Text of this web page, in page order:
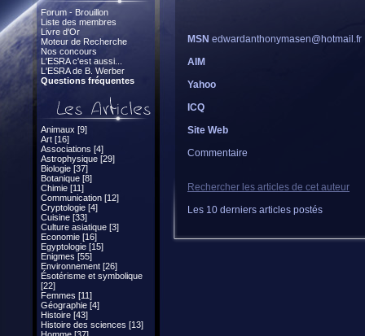
Forum - Brouillon
Liste des membres
Livre d'Or
Moteur de Recherche
Nos concours
L'ESRA c'est aussi...
L'ESRA de B. Werber
Questions fréquentes
Animaux [9]
Art [16]
Associations [4]
Astrophysique [29]
Biologie [37]
Botanique [8]
Chimie [11]
Communication [12]
Cryptologie [4]
Cuisine [33]
Culture asiatique [3]
Economie [16]
Egyptologie [15]
Enigmes [55]
Environnement [26]
Ésotérisme et symbolique
[22]
Femmes [11]
Géographie [4]
Histoire [43]
Histoire des sciences [13]
MSN edwardanthonymasen@hotmail.fr
AIM
Yahoo
ICQ
Site Web
Commentaire
Rechercher les articles de cet auteur
Les 10 derniers articles postés